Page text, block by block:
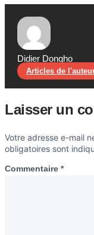
Didier Dongho
Articles de
Laisser un
Votre adresse e-mail
obligatoires sont
Commentaire *